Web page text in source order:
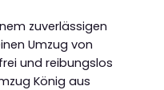
zuverlässigen
Umzug von
und reibungslos
König aus